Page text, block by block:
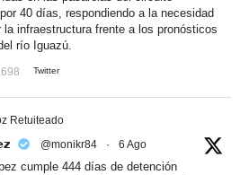
40 días, respondiendo a la necesidad
infraestructura frente a los pronósticos
río Iguazú.
Twitter
Retuiteado
@monikr84 · 6 Ago
cumple 444 días de detención